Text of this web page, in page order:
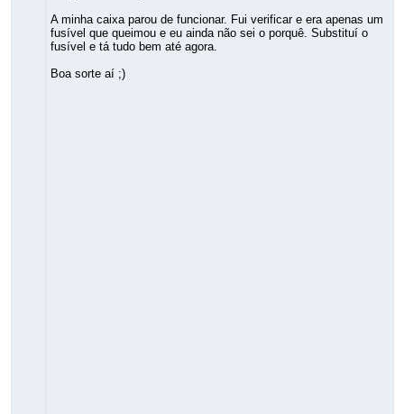
A minha caixa parou de funcionar. Fui verificar e era apenas um
fusível que queimou e eu ainda não sei o porquê. Substituí o
fusível e tá tudo bem até agora.
Boa sorte aí ;)